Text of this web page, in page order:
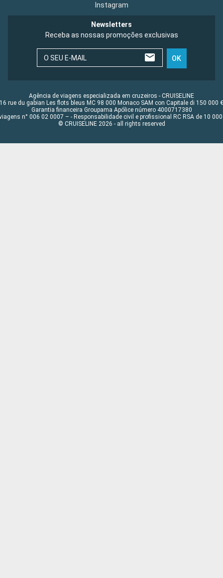
Instagram
Newsletters
Receba as nossas promoções exclusivas
O SEU E-MAIL OK
Agência de viagens especializada em cruzeiros - CRUISELINE
16 rue du gabian Les flots bleus MC 98 000 Monaco SAM con Capitale di 150 000 €
Garantia financeira Groupama Apólice número 4000717380
n° 006 02 0007 – - Responsabilidade civil e profissional RC RSA de 10 000
© CRUISELINE 2026 - all rights reserved